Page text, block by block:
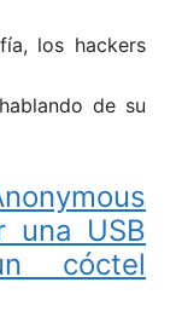
los hackers
de su
una USB
cóctel